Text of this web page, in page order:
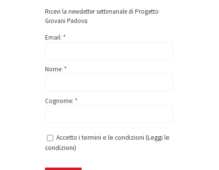
Ricevi la newsletter settimanale di Progetto
Giovani Padova
Email: *
Nome: *
Cognome: *
Accetto i termini e le condizioni (Leggi le
condizioni)